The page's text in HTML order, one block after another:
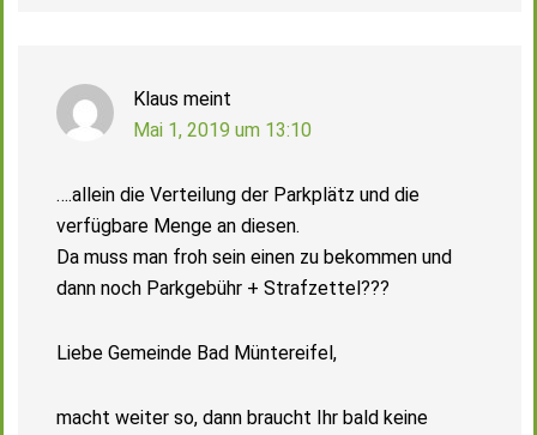
Klaus meint
Mai 1, 2019 um 13:10
….allein die Verteilung der Parkplätz und die
verfügbare Menge an diesen.
Da muss man froh sein einen zu bekommen und
dann noch Parkgebühr + Strafzettel???
Liebe Gemeinde Bad Müntereifel,
macht weiter so, dann braucht Ihr bald keine